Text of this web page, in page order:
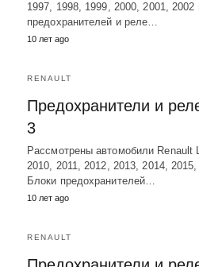
1997, 1998, 1999, 2000, 2001,
предохранителей и реле…
10 лет ago
RENAULT
Предохранители и
3
Рассмотрены автомобили Renault
2010, 2011, 2012, 2013, 2014,
Блоки предохранителей…
10 лет ago
RENAULT